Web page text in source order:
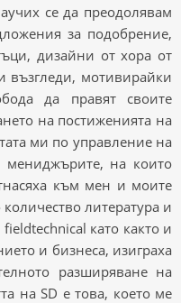
се да преодолявам
за подобрение,
дизайни от хора от
възгледи, мотивирайки
да правят своите
на постиженията на
ми по управление на
мениджърите, на които
към мен и моите
литература и
като както и
и бизнеса, изиграха
разширяване на
на SD е това, което ме